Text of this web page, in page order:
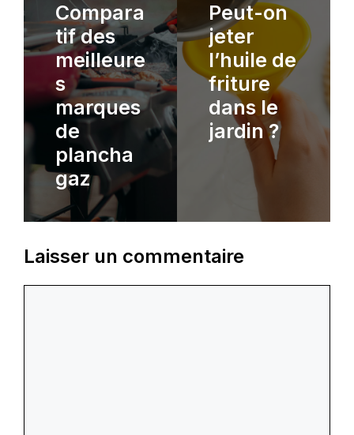
Compara
tif des
meilleure
s
marques
de
plancha
gaz
Peut-on
jeter
l’huile de
friture
dans le
jardin ?
Laisser un commentaire